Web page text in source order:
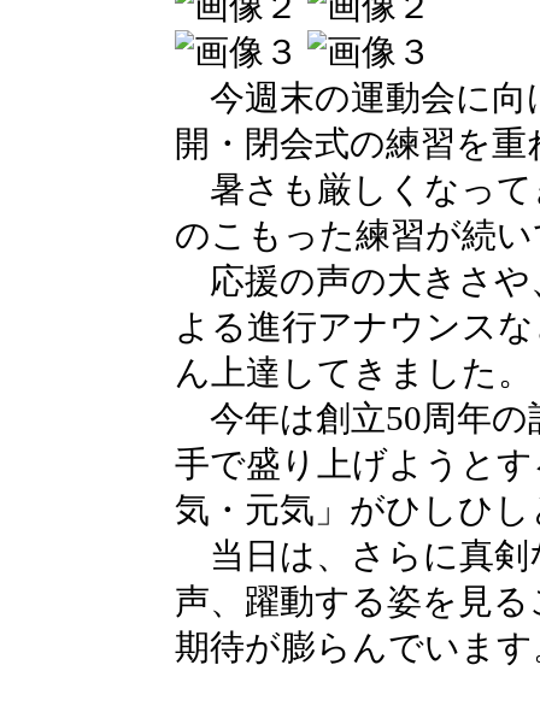
今週末の運動会に向
開・閉会式の練習を
暑さも厳しくなって
のこもった練習が続
応援の声の大きさや
よる進行アナウンス
ん上達してきました。
今年は創立50周年の
手で盛り上げようと
気・元気」がひしひ
当日は、さらに真剣
声、躍動する姿を見
期待が膨らんでいます